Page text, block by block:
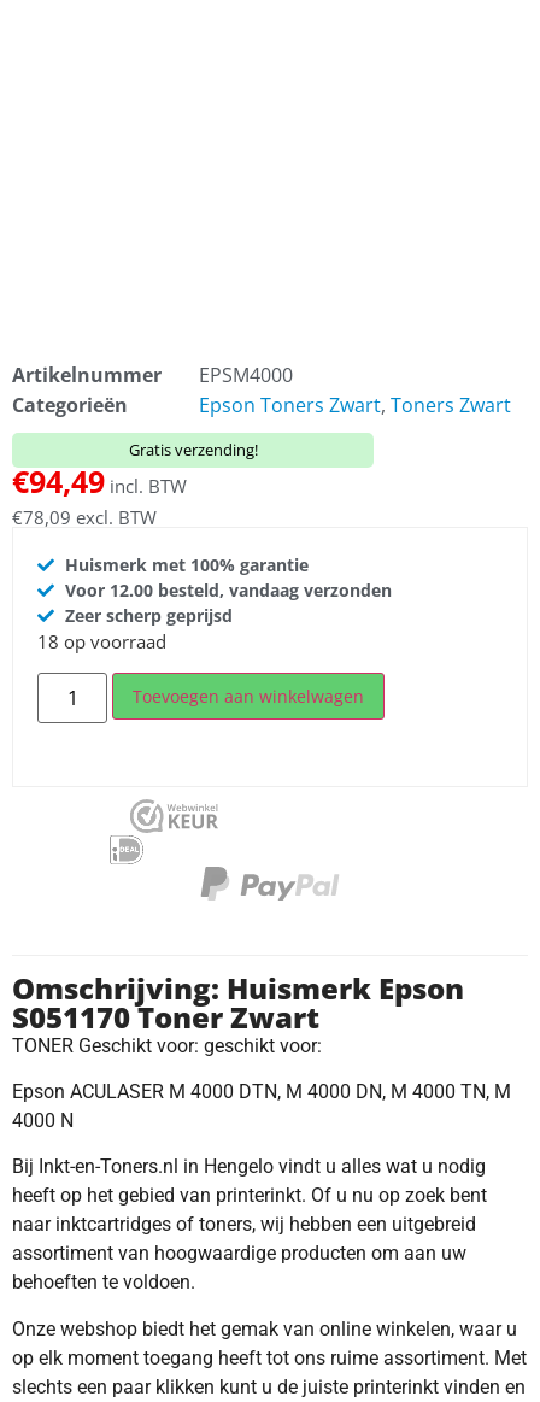
Artikelnummer
EPSM4000
Categorieën
Epson Toners Zwart, Toners Zwart
Gratis verzending!
€94,49 incl. BTW
€78,09 excl. BTW
Huismerk met 100% garantie
Voor 12.00 besteld, vandaag verzonden
Zeer scherp geprijsd
18 op voorraad
Toevoegen aan winkelwagen
Omschrijving: Huismerk Epson
S051170 Toner Zwart
TONER Geschikt voor: geschikt voor:
Epson ACULASER M 4000 DTN, M 4000 DN, M 4000 TN, M
4000 N
Bij Inkt-en-Toners.nl in Hengelo vindt u alles wat u nodig
heeft op het gebied van printerinkt. Of u nu op zoek bent
naar inktcartridges of toners, wij hebben een uitgebreid
assortiment van hoogwaardige producten om aan uw
behoeften te voldoen.
Onze webshop biedt het gemak van online winkelen, waar u
op elk moment toegang heeft tot ons ruime assortiment. Met
slechts een paar klikken kunt u de juiste printerinkt vinden en